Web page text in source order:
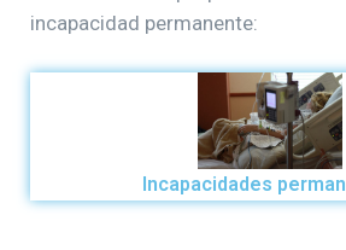
incapacidad permanente:
Incapacidades